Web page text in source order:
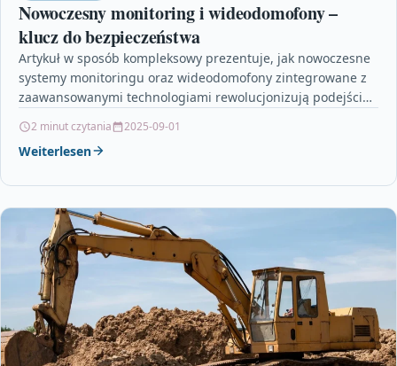
Nowoczesny monitoring i wideodomofony –
klucz do bezpieczeństwa
Artykuł w sposób kompleksowy prezentuje, jak nowoczesne
systemy monitoringu oraz wideodomofony zintegrowane z
zaawansowanymi technologiami rewolucjonizują podejście
2 minut czytania 2025-09-01
Weiterlesen